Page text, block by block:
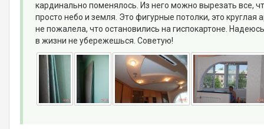
кардинально поменялось. Из него можно вырезать все,
просто небо и земля. Это фигурные потолки, это круглая
не пожалела, что остановились на гиспокартоне.
в жизни не убережешься. Советую!